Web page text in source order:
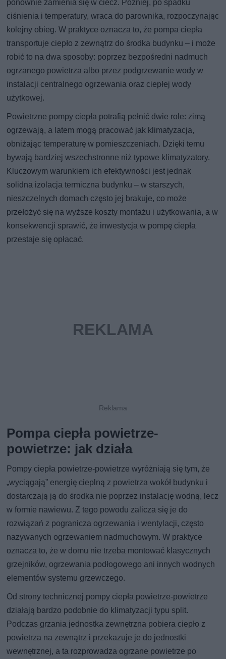
ponownie zamienia się w ciecz. Później, po spadku
ciśnienia i temperatury, wraca do parownika, rozpoczynając
kolejny obieg. W praktyce oznacza to, że pompa ciepła
transportuje ciepło z zewnątrz do środka budynku – i może
robić to na dwa sposoby: poprzez bezpośredni nadmuch
ogrzanego powietrza albo przez podgrzewanie wody w
instalacji centralnego ogrzewania oraz ciepłej wody
użytkowej.
Powietrzne pompy ciepła potrafią pełnić dwie role: zimą
ogrzewają, a latem mogą pracować jak klimatyzacja,
obniżając temperaturę w pomieszczeniach. Dzięki temu
bywają bardziej wszechstronne niż typowe klimatyzatory.
Kluczowym warunkiem ich efektywności jest jednak
solidna izolacja termiczna budynku – w starszych,
nieszczelnych domach często jej brakuje, co może
przełożyć się na wyższe koszty montażu i użytkowania, a w
konsekwencji sprawić, że inwestycja w pompę ciepła
przestaje się opłacać.
Pompa ciepła powietrze-
powietrze: jak działa
Pompy ciepła powietrze-powietrze wyróżniają się tym, że
„wyciągają” energię cieplną z powietrza wokół budynku i
dostarczają ją do środka nie poprzez instalację wodną, lecz
w formie nawiewu. Z tego powodu zalicza się je do
rozwiązań z pogranicza ogrzewania i wentylacji, często
nazywanych ogrzewaniem nadmuchowym. W praktyce
oznacza to, że w domu nie trzeba montować klasycznych
grzejników, ogrzewania podłogowego ani innych wodnych
elementów systemu grzewczego.
Od strony technicznej pompy ciepła powietrze-powietrze
działają bardzo podobnie do klimatyzacji typu split.
Podczas grzania jednostka zewnętrzna pobiera ciepło z
powietrza na zewnątrz i przekazuje je do jednostki
wewnętrznej, a ta rozprowadza ogrzane powietrze po